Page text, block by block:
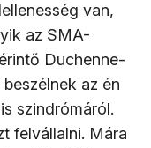
van,
az SMA-
Duchenne-
az én
szindrómáról.
felvállalni. Mára